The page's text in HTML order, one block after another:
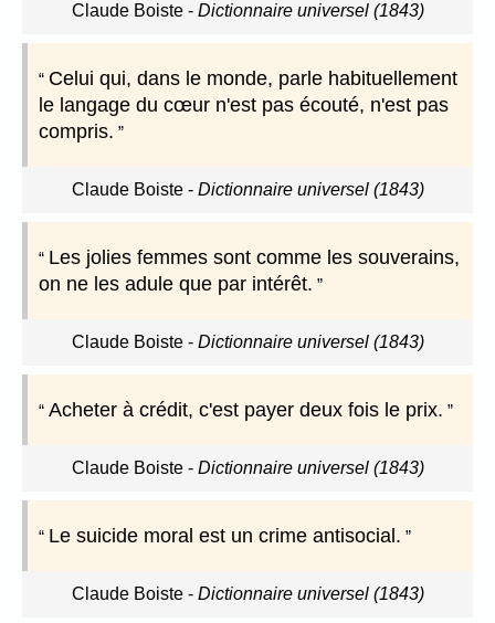
Claude Boiste- Dictionnaire universel (1843)
Celui qui, dans le monde, parle habituellement
le langage du cœur n'est pas écouté, n'est pas
compris.
Claude Boiste- Dictionnaire universel (1843)
Les jolies femmes sont comme les souverains,
on ne les adule que par intérêt.
Claude Boiste- Dictionnaire universel (1843)
Acheter à crédit, c'est payer deux fois le prix.
Claude Boiste- Dictionnaire universel (1843)
Le suicide moral est un crime antisocial.
Claude Boiste- Dictionnaire universel (1843)